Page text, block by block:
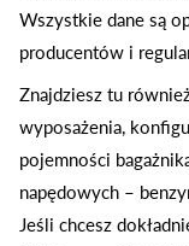
Wszystkie dane są
producentów i
Znajdziesz tu
wyposażenia,
pojemności
napędowych –
Jeśli chcesz